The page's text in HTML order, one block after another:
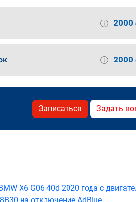
2000
2000
Записаться Задать